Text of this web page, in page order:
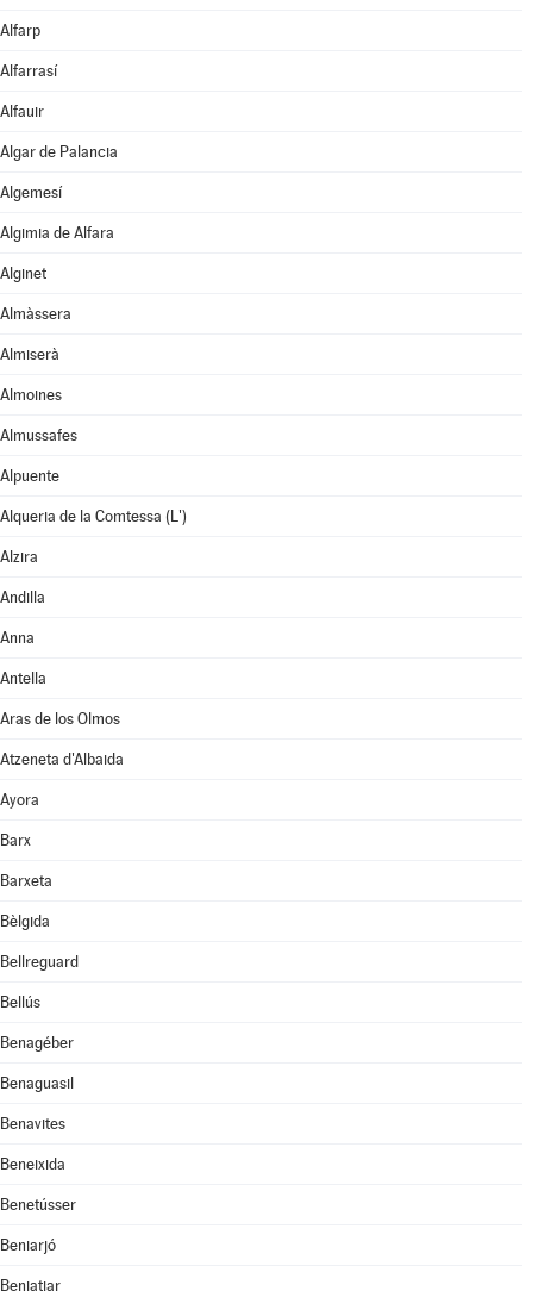
Alfarp
Alfarrasí
Alfauir
Algar de Palancia
Algemesí
Algimia de Alfara
Alginet
Almàssera
Almiserà
Almoines
Almussafes
Alpuente
Alqueria de la Comtessa (L')
Alzira
Andilla
Anna
Antella
Aras de los Olmos
Atzeneta d'Albaida
Ayora
Barx
Barxeta
Bèlgida
Bellreguard
Bellús
Benagéber
Benaguasil
Benavites
Beneixida
Benetússer
Beniarjó
Beniatjar